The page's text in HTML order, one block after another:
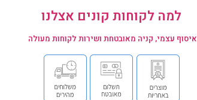
למה לקוחות קונים אצלנו
איסוף עצמי, קניה מאובטחת ושירות לקוחות מעולה